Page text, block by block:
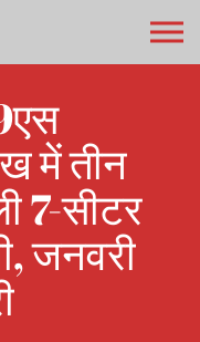
में तीन
7-सीटर
जनवरी